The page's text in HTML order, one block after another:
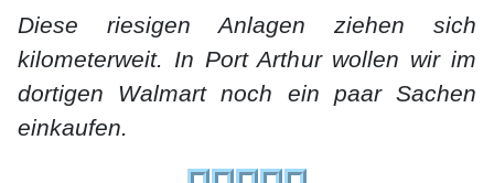
Diese riesigen Anlagen ziehen sich
kilometerweit. In Port Arthur wollen wir im
dortigen Walmart noch ein paar Sachen
einkaufen.